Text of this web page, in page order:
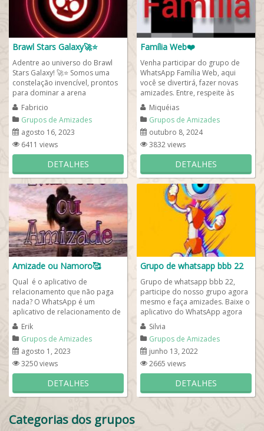
Brawl Stars Galaxy🚀⭐
Adentre ao universo do Brawl
Stars Galaxy! 🚀⭐ Somos uma
constelação invencível, prontos
para dominar a arena
intergaláctica. Junte-se a nós
para...
Fabricio
Grupos de Amizades
agosto 16, 2023
6411 views
DETALHES
Família Web❤️
Venha participar do grupo de
WhatsApp Família Web, aqui
você se divertirá, fazer novas
amizades. Entre, respeite às
regras e fique a vontade no
melhor de...
Miquéias
Grupos de Amizades
outubro 8, 2024
3832 views
DETALHES
Amizade ou Namoro🥰
Qual é o aplicativo de
relacionamento que não paga
nada? O WhatsApp é um
aplicativo de relacionamento de
amizade ou namoro total
gratuito e você pode...
Erik
Grupos de Amizades
agosto 1, 2023
3250 views
DETALHES
Grupo de whatsapp bbb 22
Grupo de whatsapp bbb 22,
participe do nosso grupo agora
mesmo e faça amizades. Baixe o
aplicativo do WhatsApp agora
mesmo no seu celular Androide
ou iOS. A...
Silvia
Grupos de Amizades
junho 13, 2022
2665 views
DETALHES
Categorias dos grupos